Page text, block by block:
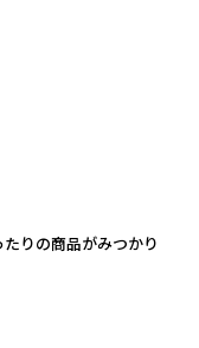
りの商品がみつかり